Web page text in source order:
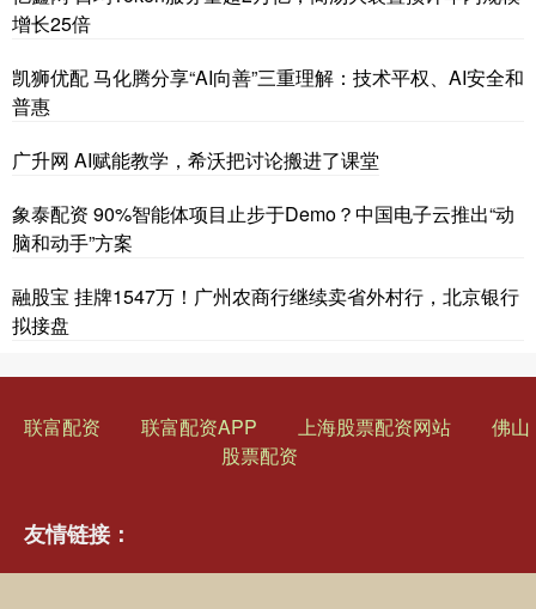
增长25倍
凯狮优配 马化腾分享“AI向善”三重理解：技术平权、AI安全和
普惠
广升网 AI赋能教学，希沃把讨论搬进了课堂
象泰配资 90%智能体项目止步于Demo？中国电子云推出“动
脑和动手”方案
融股宝 挂牌1547万！广州农商行继续卖省外村行，北京银行
拟接盘
联富配资 联富配资APP 上海股票配资网站
佛山
股票配资
友情链接：